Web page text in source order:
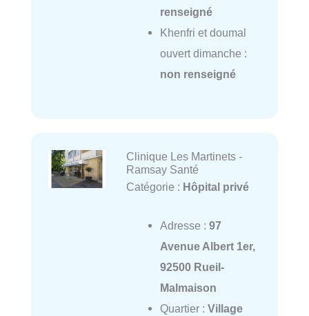
renseigné
Khenfri et doumal
ouvert dimanche :
non renseigné
Clinique Les Martinets -
Ramsay Santé
Catégorie : Hôpital privé
Adresse : 97
Avenue Albert 1er,
92500 Rueil-
Malmaison
Quartier : Village